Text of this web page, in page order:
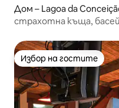
Дом – Lagoa da
страхотна къща,
Избор на гостите
Избор на гостите